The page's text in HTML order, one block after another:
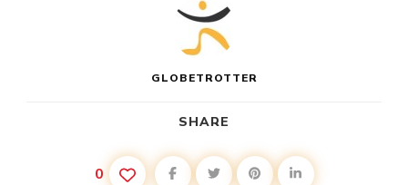
GLOBETROTTER
SHARE
0